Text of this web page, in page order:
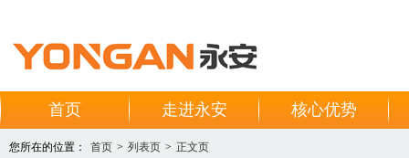
首页 走进永安 核心优势
您所在的位置： 首页 > 列表页 > 正文页